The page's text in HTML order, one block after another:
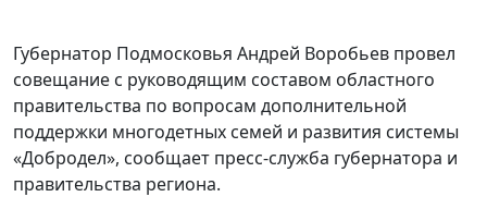
Губернатор Подмосковья Андрей Воробьев провел
совещание с руководящим составом областного
правительства по вопросам дополнительной
поддержки многодетных семей и развития системы
«Добродел», сообщает пресс-служба губернатора и
правительства региона.